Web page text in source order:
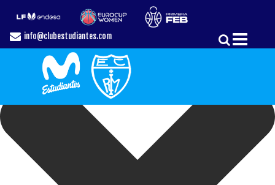
Gestionar el Consentimiento de las Cookies
info@clubestudiantes.com